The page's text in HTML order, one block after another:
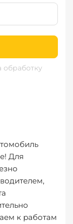
обработку
Для
к работам